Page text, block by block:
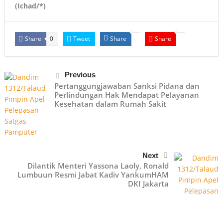
(Ichad/*)
Share 0 Tweet Share Share
Previous
Pertanggungjawaban Sanksi Pidana dan
Perlindungan Hak Mendapat Pelayanan
Kesehatan dalam Rumah Sakit
Next
Dilantik Menteri Yassona Laoly, Ronald
Lumbuun Resmi Jabat Kadiv YankumHAM
DKI Jakarta